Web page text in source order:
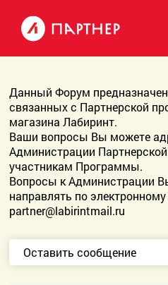
Данный Форум
связанных с Партнерской
магазина Лабиринт.
Ваши вопросы Вы можете
Администрации
участникам Программы.
Вопросы к Администрации
направлять по электронному
partner@labirintmail.ru
Оставить сообщение